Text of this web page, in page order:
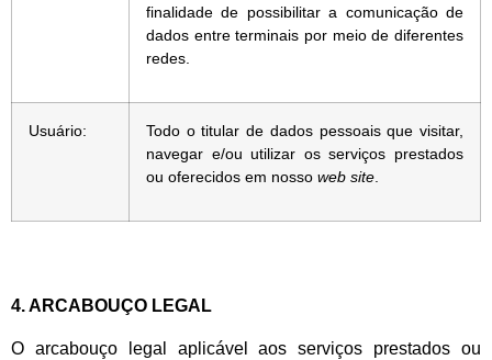
finalidade de possibilitar a comunicação de
dados entre terminais por meio de diferentes
redes.
Usuário:
Todo o titular de dados pessoais que visitar,
navegar e/ou utilizar os serviços prestados
ou oferecidos em nosso web site.
4. ARCABOUÇO LEGAL
O arcabouço legal aplicável aos serviços prestados ou